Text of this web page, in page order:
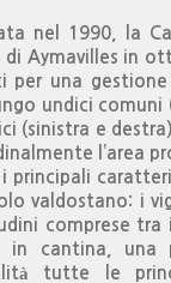
nel 1990, la
di Aymavilles in
per una
undici
(sinistra e
l’area
principali
valdostano: i
comprese tra
in cantina, una
tutte le